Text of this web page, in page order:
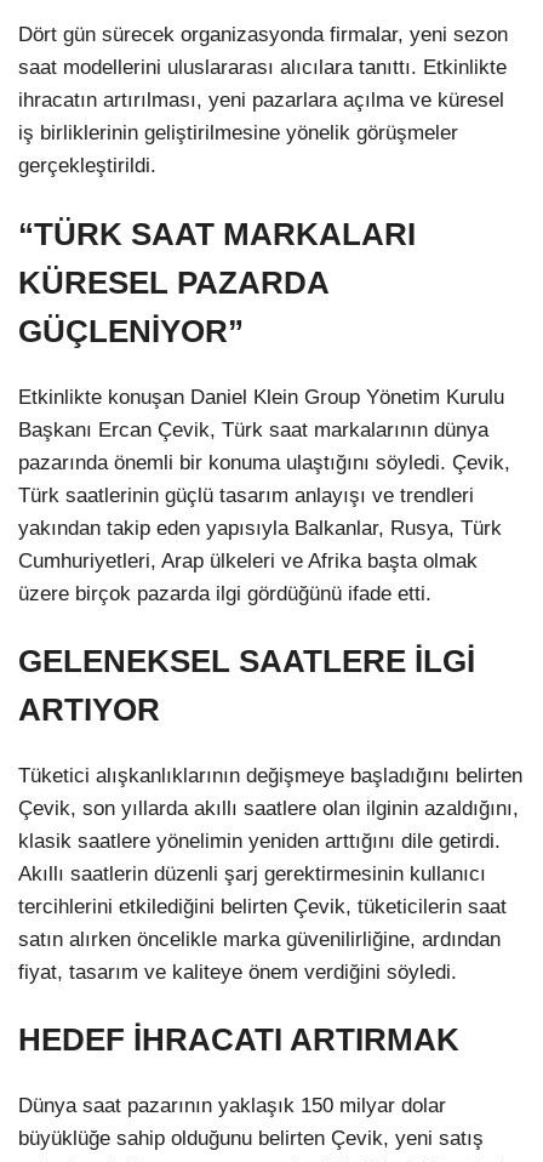
Dört gün sürecek organizasyonda firmalar, yeni sezon
saat modellerini uluslararası alıcılara tanıttı. Etkinlikte
ihracatın artırılması, yeni pazarlara açılma ve küresel
iş birliklerinin geliştirilmesine yönelik görüşmeler
gerçekleştirildi.
“TÜRK SAAT MARKALARI
KÜRESEL PAZARDA
GÜÇLENİYOR”
Etkinlikte konuşan Daniel Klein Group Yönetim Kurulu
Başkanı Ercan Çevik, Türk saat markalarının dünya
pazarında önemli bir konuma ulaştığını söyledi. Çevik,
Türk saatlerinin güçlü tasarım anlayışı ve trendleri
yakından takip eden yapısıyla Balkanlar, Rusya, Türk
Cumhuriyetleri, Arap ülkeleri ve Afrika başta olmak
üzere birçok pazarda ilgi gördüğünü ifade etti.
GELENEKSEL SAATLERE İLGİ
ARTIYOR
Tüketici alışkanlıklarının değişmeye başladığını belirten
Çevik, son yıllarda akıllı saatlere olan ilginin azaldığını,
klasik saatlere yönelimin yeniden arttığını dile getirdi.
Akıllı saatlerin düzenli şarj gerektirmesinin kullanıcı
tercihlerini etkilediğini belirten Çevik, tüketicilerin saat
satın alırken öncelikle marka güvenilirliğine, ardından
fiyat, tasarım ve kaliteye önem verdiğini söyledi.
HEDEF İHRACATI ARTIRMAK
Dünya saat pazarının yaklaşık 150 milyar dolar
büyüklüğe sahip olduğunu belirten Çevik, yeni satış